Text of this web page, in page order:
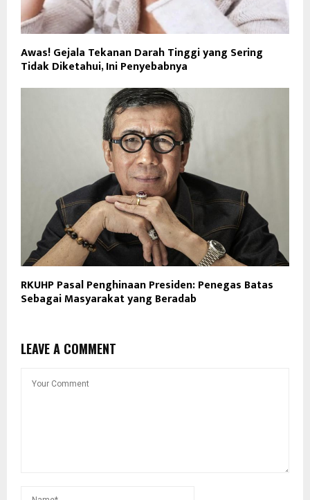
Awas! Gejala Tekanan Darah Tinggi yang Sering
Tidak Diketahui, Ini Penyebabnya
RKUHP Pasal Penghinaan Presiden: Penegas Batas
Sebagai Masyarakat yang Beradab
LEAVE A COMMENT